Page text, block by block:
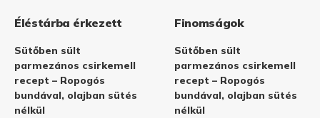
Éléstárba érkezett
Sütőben sült
parmezános csirkemell
recept – Ropogós
bundával, olajban sütés
nélkül
Finomságok
Sütőben sült
parmezános csirkemell
recept – Ropogós
bundával, olajban sütés
nélkül